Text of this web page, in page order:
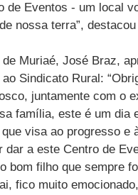
de Eventos - um local
nossa terra”,
Muriaé, José Braz,
Sindicato Rural:
juntamente com o
família, este é um dia
visa ao progresso e
a este Centro de
bom filho que sempre
fico muito